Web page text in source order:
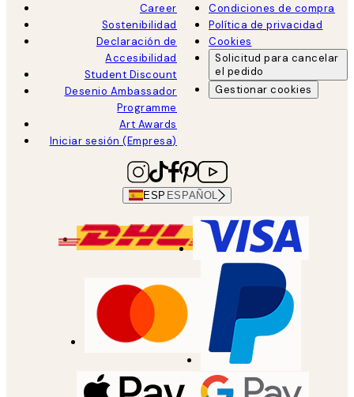
Career
Sostenibilidad
Declaración de
Accesibilidad
Student Discount
Desenio Ambassador
Programme
Art Awards
Iniciar sesión (Empresa)
Condiciones de compra
Política de privacidad
Cookies
Solicitud para cancelar
el pedido
Gestionar cookies
ESP ESPAÑOL